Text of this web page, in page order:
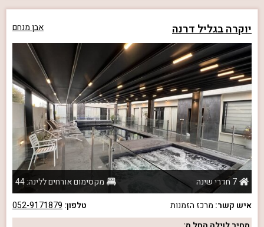
יוקרה בגליל דרנה אבן מנחם
7 חדרי שינה
מקסימום אורחים ללינה: 44
איש קשר: מרכז הזמנות טלפון: 052-9171879